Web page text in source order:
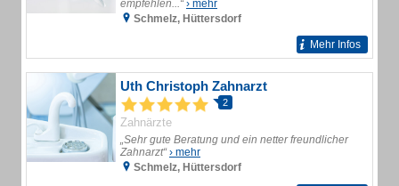
empfehlen...“› mehr
Schmelz, Hüttersdorf
Mehr Infos
Uth Christoph Zahnarzt
2
Zahnärzte
„Sehr gute Beratung und ein netter freundlicher
Zahnarzt“› mehr
Schmelz, Hüttersdorf